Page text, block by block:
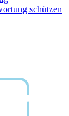
schützen